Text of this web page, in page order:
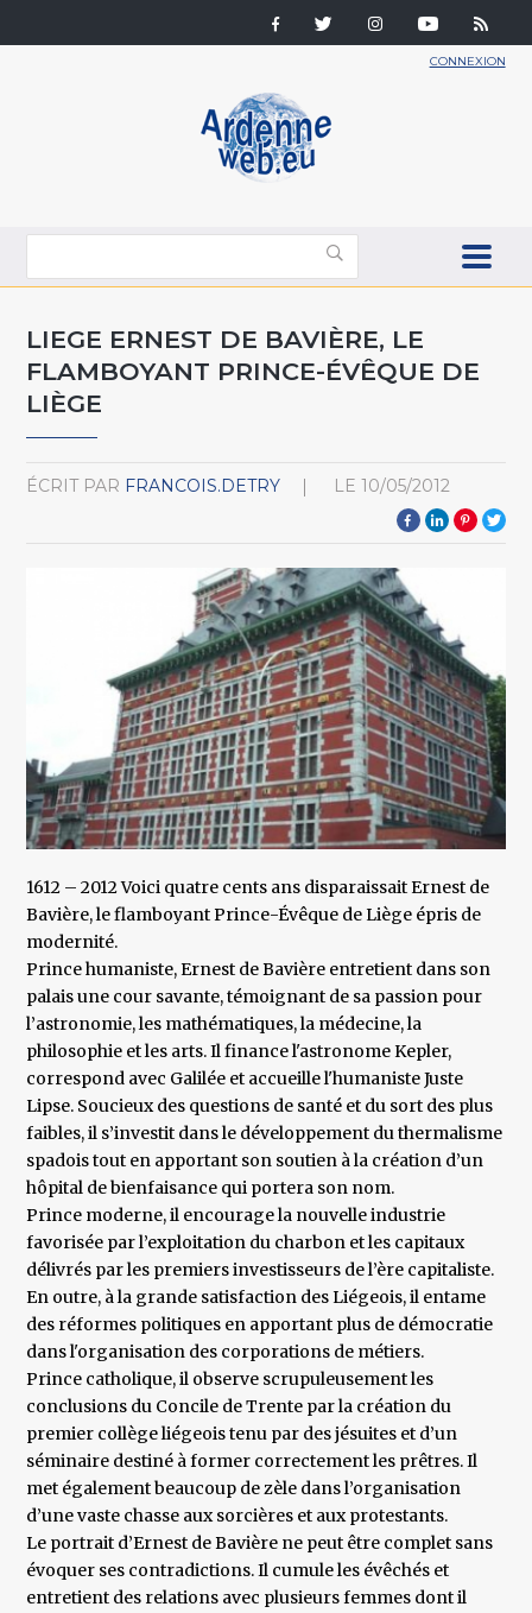
CONNEXION
LIEGE ERNEST DE BAVIÈRE, LE
FLAMBOYANT PRINCE-ÉVÊQUE DE
LIÈGE
ÉCRIT PAR FRANCOIS.DETRY LE 10/05/2012
1612 – 2012 Voici quatre cents ans disparaissait Ernest de
Bavière, le flamboyant Prince-Évêque de Liège épris de
modernité.
Prince humaniste, Ernest de Bavière entretient dans son
palais une cour savante, témoignant de sa passion pour
l’astronomie, les mathématiques, la médecine, la
philosophie et les arts. Il finance l'astronome Kepler,
correspond avec Galilée et accueille l'humaniste Juste
Lipse. Soucieux des questions de santé et du sort des plus
faibles, il s’investit dans le développement du thermalisme
spadois tout en apportant son soutien à la création d’un
hôpital de bienfaisance qui portera son nom.
Prince moderne, il encourage la nouvelle industrie
favorisée par l’exploitation du charbon et les capitaux
délivrés par les premiers investisseurs de l’ère capitaliste.
En outre, à la grande satisfaction des Liégeois, il entame
des réformes politiques en apportant plus de démocratie
dans l'organisation des corporations de métiers.
Prince catholique, il observe scrupuleusement les
conclusions du Concile de Trente par la création du
premier collège liégeois tenu par des jésuites et d’un
séminaire destiné à former correctement les prêtres. Il
met également beaucoup de zèle dans l’organisation
d’une vaste chasse aux sorcières et aux protestants.
Le portrait d’Ernest de Bavière ne peut être complet sans
évoquer ses contradictions. Il cumule les évêchés et
entretient des relations avec plusieurs femmes dont il